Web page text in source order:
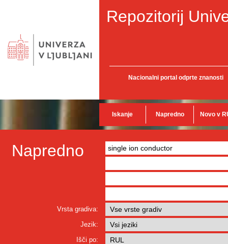
Repozitorij
Nacionalni portal odprte znanosti
Iskanje Napredno Novo v
Napredno
Vrsta gradiva:
Jezik:
Išči po: